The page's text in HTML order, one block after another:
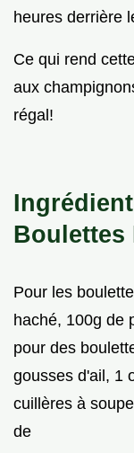
heures derrière
Ce qui rend
aux
régal!
Boulettes
Pour les
haché, 100g de
pour des
gousses d'ail, 1
cuillères à
de